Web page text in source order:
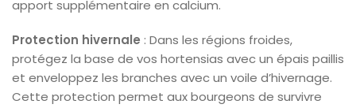
apport supplémentaire en calcium.
Protection hivernale : Dans les régions froides,
protégez la base de vos hortensias avec un épais paillis
et enveloppez les branches avec un voile d’hivernage.
Cette protection permet aux bourgeons de survivre